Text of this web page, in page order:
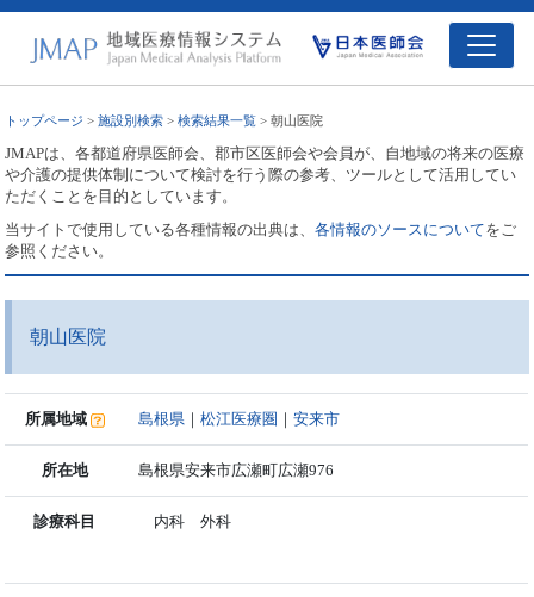
トップページ >施設別検索 >検索結果一覧 > 朝山医院
JMAPは、各都道府県医師会、郡市区医師会や会員が、自地域の将来の医療
や介護の提供体制について検討を行う際の参考、ツールとして活用してい
ただくことを目的としています。
当サイトで使用している各種情報の出典は、各情報のソースについてをご
参照ください。
朝山医院
所属地域 島根県 ｜松江医療圏 ｜安来市
所在地 島根県安来市広瀬町広瀬976
診療科目 内科 外科